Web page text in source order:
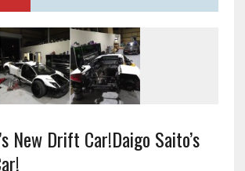
New Drift Car!Daigo Saito’s